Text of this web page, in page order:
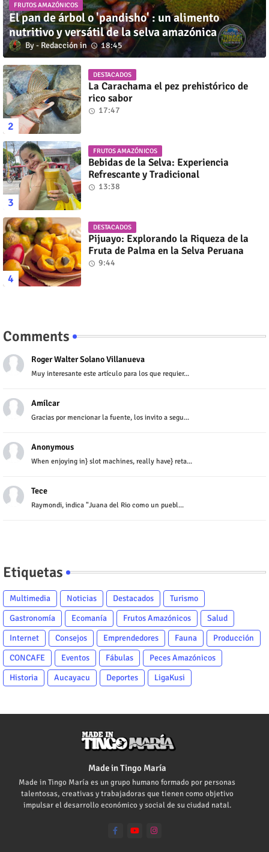
FRUTOS AMAZÓNICOS
El pan de árbol o 'pandisho' : un alimento
nutritivo y versátil de la selva amazónica
Redacción 18:45
DESTACADOS
La Carachama el pez prehistórico de
rico sabor
17:47
FRUTOS AMAZÓNICOS
Bebidas de la Selva: Experiencia
Refrescante y Tradicional
13:38
DESTACADOS
Pijuayo: Explorando la Riqueza de la
Fruta de Palma en la Selva Peruana
9:44
Comments
Roger Walter Solano Villanueva
Muy interesante este artículo para los que requier...
Amílcar
Gracias por mencionar la fuente, los invito a segu...
Anonymous
When enjoying in} slot machines, really have} reta...
Tece
Raymondi, indica "Juana del Rio como un puebl...
Etiquetas
Multimedia Noticias Destacados
Turismo
Gastronomía
Ecomanía Frutos Amazónicos
Salud
Internet
Consejos Emprendedores Fauna
Producción
CONCAFE
Eventos Fábulas
Peces Amazónicos
Historia
Aucayacu Deportes LigaKusi
Made in Tingo María
Made in Tingo María es un grupo humano formado por personas
talentosas, creativas y trabajadoras que tienen como objetivo
impulsar el desarrollo económico y social de su ciudad natal.